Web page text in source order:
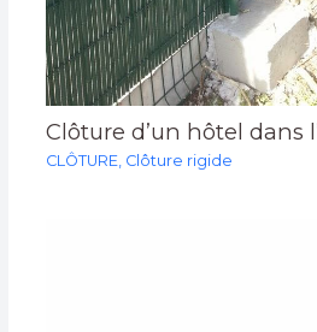
Clôture d’un hôtel dans
CLÔTURE, Clôture rigide